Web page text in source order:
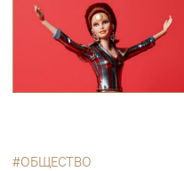
ОБЩЕСТВО